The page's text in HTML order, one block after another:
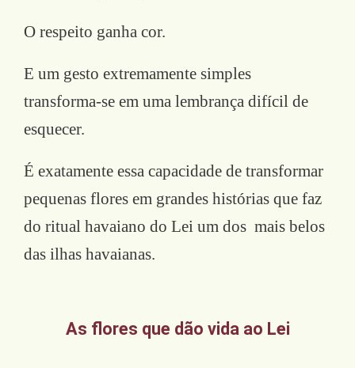
O respeito ganha cor.
E um gesto extremamente simples
transforma-se em uma lembrança difícil de
esquecer.
É exatamente essa capacidade de transformar
pequenas flores em grandes histórias que faz
do ritual havaiano do Lei um dos mais belos
das ilhas havaianas.
As flores que dão vida ao Lei